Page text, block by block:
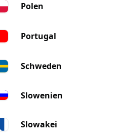
Polen
Portugal
Schweden
Slowenien
Slowakei